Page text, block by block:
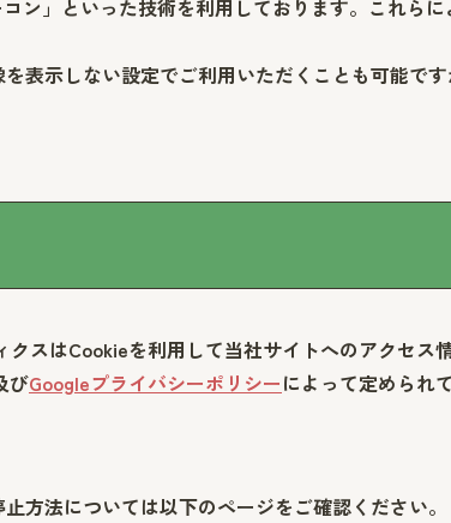
ン」といった技術を利用しております。これら
表示しない設定でご利用いただくことも可能です
スはCookieを利用して当社サイトへのアクセス
びGoogleプライバシーポリシーによって定められ
方法については以下のページをご確認ください。